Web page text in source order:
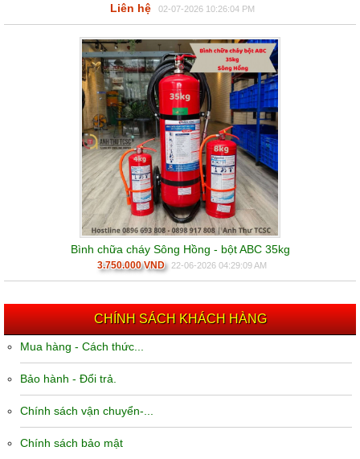
Liên hệ
02-07-2026 10:26:04 PM
Bình chữa cháy Sông Hồng - bột ABC 35kg
3.750.000 VND 22-06-2026 04:29:09 AM
CHÍNH SÁCH KHÁCH HÀNG
Mua hàng - Cách thức...
Bảo hành - Đổi trả.
Chính sách vận chuyển-...
Chính sách bảo mật